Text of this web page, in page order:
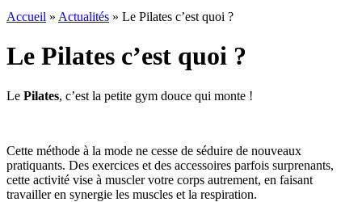
Accueil » Actualités » Le Pilates c’est quoi ?
Le Pilates c’est quoi ?
Le Pilates, c’est la petite gym douce qui monte !
Cette méthode à la mode ne cesse de séduire de nouveaux
pratiquants. Des exercices et des accessoires parfois surprenants,
cette activité vise à muscler votre corps autrement, en faisant
travailler en synergie les muscles et la respiration.